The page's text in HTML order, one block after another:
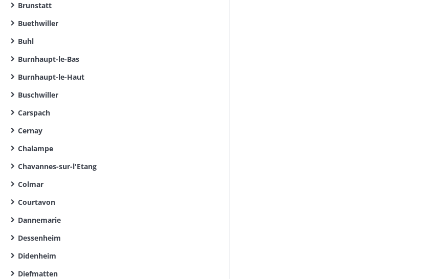
Brunstatt
Buethwiller
Buhl
Burnhaupt-le-Bas
Burnhaupt-le-Haut
Buschwiller
Carspach
Cernay
Chalampe
Chavannes-sur-l'Etang
Colmar
Courtavon
Dannemarie
Dessenheim
Didenheim
Diefmatten